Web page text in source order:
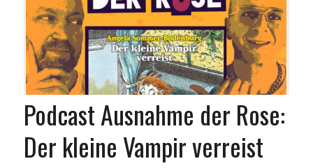
Podcast Ausnahme der Rose:
Der kleine Vampir verreist